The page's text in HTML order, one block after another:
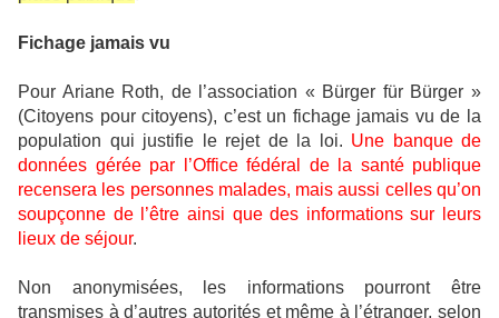
Fichage jamais vu
Pour Ariane Roth, de l’association « Bürger für Bürger »
(Citoyens pour citoyens), c’est un fichage jamais vu de la
population qui justifie le rejet de la loi. Une banque de
données gérée par l’Office fédéral de la santé publique
recensera les personnes malades, mais aussi celles qu’on
soupçonne de l’être ainsi que des informations sur leurs
lieux de séjour.
Non anonymisées, les informations pourront être
transmises à d’autres autorités et même à l’étranger, selon